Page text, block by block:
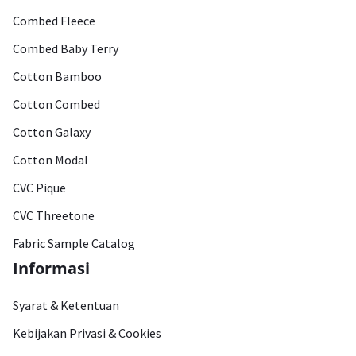
Combed Fleece
Combed Baby Terry
Cotton Bamboo
Cotton Combed
Cotton Galaxy
Cotton Modal
CVC Pique
CVC Threetone
Fabric Sample Catalog
Informasi
Syarat & Ketentuan
Kebijakan Privasi & Cookies